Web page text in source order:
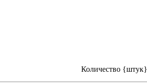
Количество